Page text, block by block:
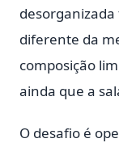
diferente da
composição
ainda que a
O desafio é